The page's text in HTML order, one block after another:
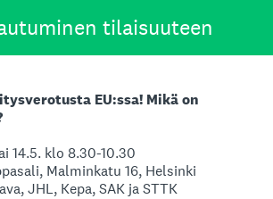
tilaisuuteen
EU:ssa! Mikä on
14.5. klo 8.30-10.30
Malminkatu 16, Helsinki
JHL, Kepa, SAK ja STTK